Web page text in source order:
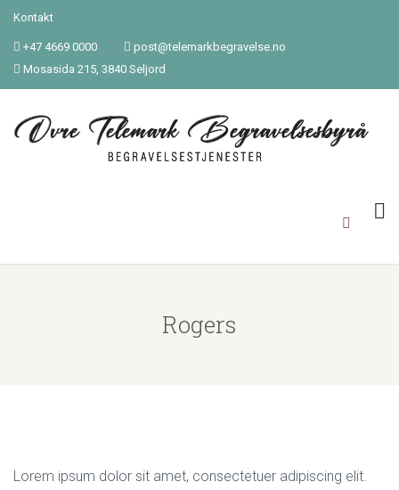
Kontakt
+47 4669 0000
post@telemarkbegravelse.no
Mosasida 215, 3840 Seljord
Rogers
Lorem ipsum dolor sit amet, consectetuer adipiscing elit.